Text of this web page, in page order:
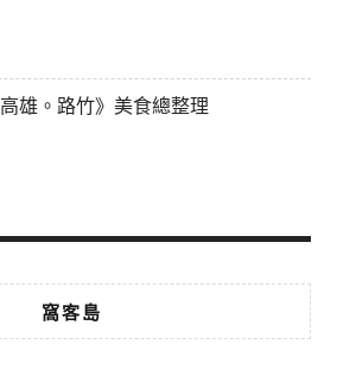
高雄。路竹》美食總整理
窩客島